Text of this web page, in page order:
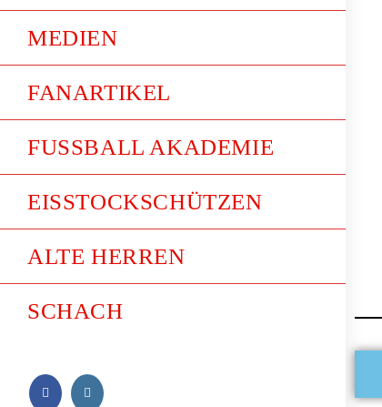
MEDIEN
FANARTIKEL
FUSSBALL AKADEMIE
EISSTOCKSCHÜTZEN
ALTE HERREN
SCHACH